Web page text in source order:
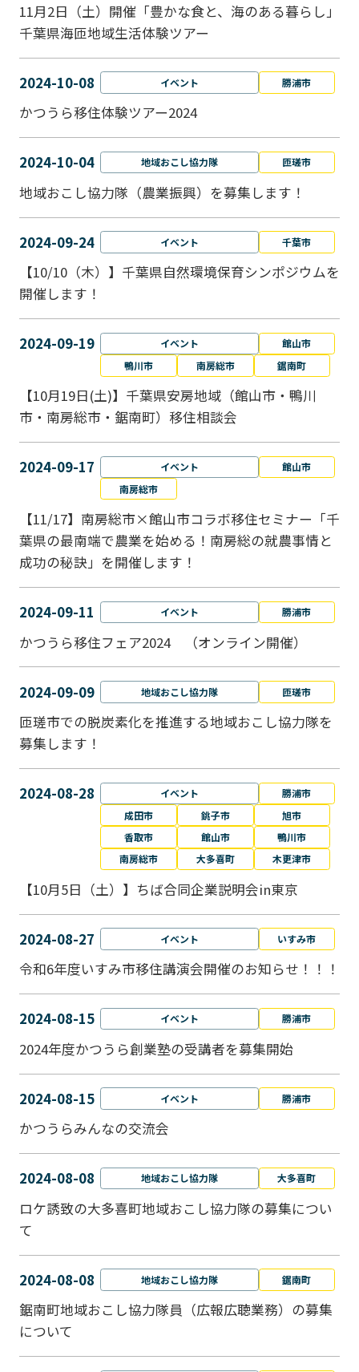
11月2日（土）開催「豊かな食と、海のある暮らし」
千葉県海匝地域生活体験ツアー
2024-10-08 イベント 勝浦市
かつうら移住体験ツアー2024
2024-10-04 地域おこし協力隊 匝瑳市
地域おこし協⼒隊（農業振興）を募集します！
2024-09-24 イベント 千葉市
【10/10（木）】千葉県自然環境保育シンポジウムを
開催します！
2024-09-19 イベント
館山市
鴨川市
南房総市 鋸南町
【10月19日(土)】千葉県安房地域（館山市・鴨川
市・南房総市・鋸南町）移住相談会
2024-09-17 イベント
館山市
南房総市
【11/17】南房総市×館山市コラボ移住セミナー「千
葉県の最南端で農業を始める！南房総の就農事情と
成功の秘訣」を開催します！
2024-09-11 イベント 勝浦市
かつうら移住フェア2024 （オンライン開催）
2024-09-09 地域おこし協力隊 匝瑳市
匝瑳市での脱炭素化を推進する地域おこし協⼒隊を
募集します！
2024-08-28 イベント
勝浦市
成田市
銚子市
旭市
香取市
館山市
鴨川市
南房総市
大多喜町 木更津市
【10月5日（土）】ちば合同企業説明会in東京
2024-08-27 イベント いすみ市
令和6年度いすみ市移住講演会開催のお知らせ！！！
2024-08-15 イベント 勝浦市
2024年度かつうら創業塾の受講者を募集開始
2024-08-15 イベント 勝浦市
かつうらみんなの交流会
2024-08-08 地域おこし協力隊 大多喜町
ロケ誘致の大多喜町地域おこし協力隊の募集につい
て
2024-08-08 地域おこし協力隊 鋸南町
鋸南町地域おこし協力隊員（広報広聴業務）の募集
について